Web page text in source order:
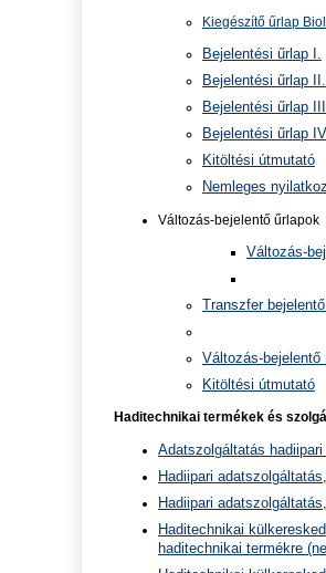
Kiegészítő űrlap
Bejelentési űrlap I.
Bejelentési űrlap II.
Bejelentési űrlap
Bejelentési űrlap
Kitöltési útmutató
Nemleges
Változás-bejelentő űrlapok
Változás-
Transzfer
Változás-bejelentő
Kitöltési útmutató
Haditechnikai termékek és
Adatszolgáltatás
Hadiipari
Hadiipari
Haditechnikai
haditechnikai termékre